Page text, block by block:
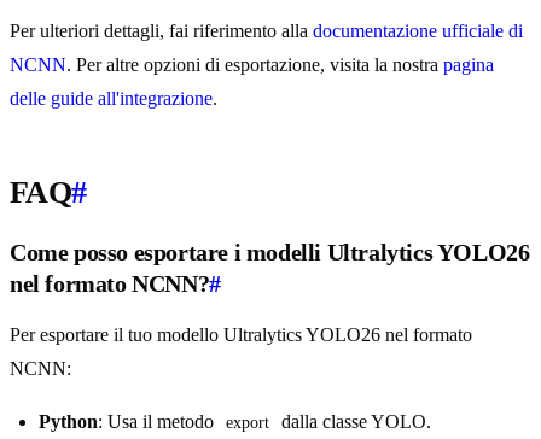
Per ulteriori dettagli, fai riferimento alla documentazione ufficiale di
NCNN. Per altre opzioni di esportazione, visita la nostra pagina
delle guide all'integrazione.
FAQ#
Come posso esportare i modelli Ultralytics YOLO26
nel formato NCNN?#
Per esportare il tuo modello Ultralytics YOLO26 nel formato
NCNN:
Python: Usa il metodo export dalla classe YOLO.